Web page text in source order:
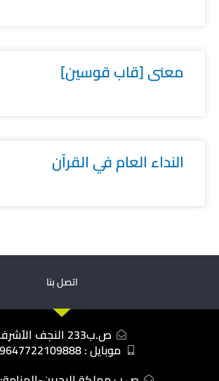
معنى [قاب قوسين]
النداء العام في القرآن
اتصل بنا
ص.ب233 النجف الأشرف
موبايل : 009647722109888